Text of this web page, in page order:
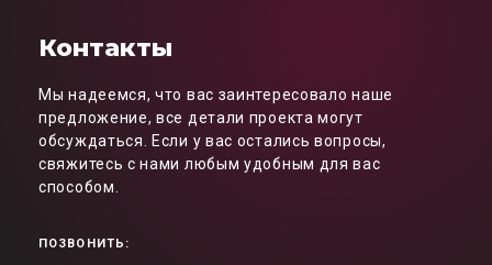
Контакты
Мы надеемся, что вас заинтересовало наше
предложение, все детали проекта могут
обсуждаться. Если у вас остались вопросы,
свяжитесь с нами любым удобным для вас
способом.
ПОЗВОНИТЬ: